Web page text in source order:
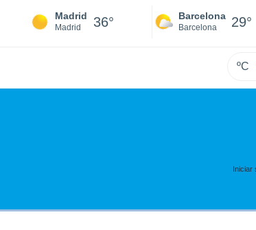
Madrid
Madrid 36° Barcelona
Barcelona 29°
ºC
Iniciar